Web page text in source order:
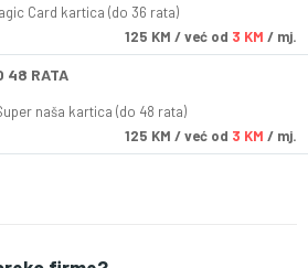
Card kartica (do 36 rata)
125 KM / već od 3 KM / mj.
48 RATA
naša kartica (do 48 rata)
125 KM / već od 3 KM / mj.